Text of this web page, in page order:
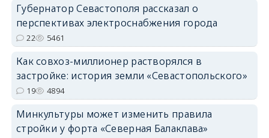
Губернатор Севастополя рассказал о
перспективах электроснабжения города
22 5461
Как совхоз-миллионер растворялся в
застройке: история земли «Севастопольского»
19 4894
Минкультуры может изменить правила
стройки у форта «Северная Балаклава»